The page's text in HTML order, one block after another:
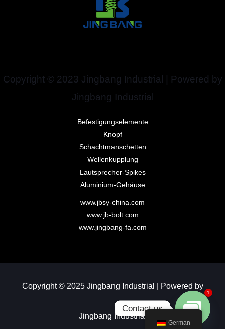
Copyright © 2023 Jingbang Industrial | Powered by
Jingbang Industrial
Befestigungselemente
Knopf
Schachtmanschetten
Wellenkupplung
Lautsprecher-Spikes
Aluminium-Gehäuse
www.jbsy-china.com
www.jb-bolt.com
www.jingbang-fa.com
Copyright © 2025 Jingbang Industrial | Powered by
Jingbang Industrial
German
Contact us
Open chaty
1